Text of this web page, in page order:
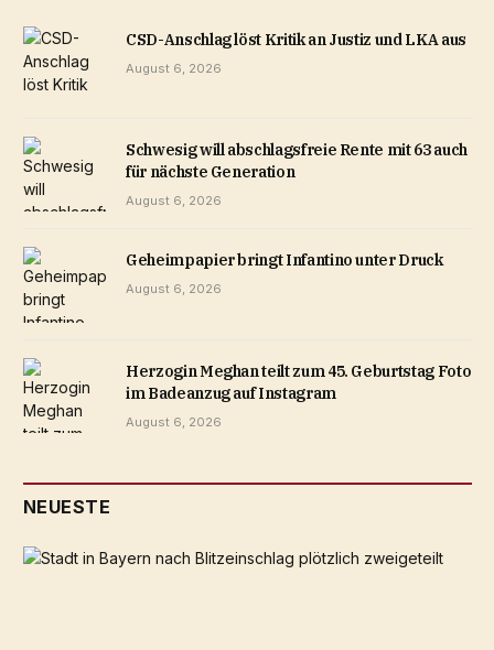
CSD-Anschlag löst Kritik an Justiz und LKA aus
August 6, 2026
Schwesig will abschlagsfreie Rente mit 63 auch
für nächste Generation
August 6, 2026
Geheimpapier bringt Infantino unter Druck
August 6, 2026
Herzogin Meghan teilt zum 45. Geburtstag Foto
im Badeanzug auf Instagram
August 6, 2026
NEUESTE